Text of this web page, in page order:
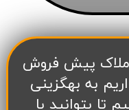
املاک پیش فروش
داریم به بهگزینی
بتوانید با